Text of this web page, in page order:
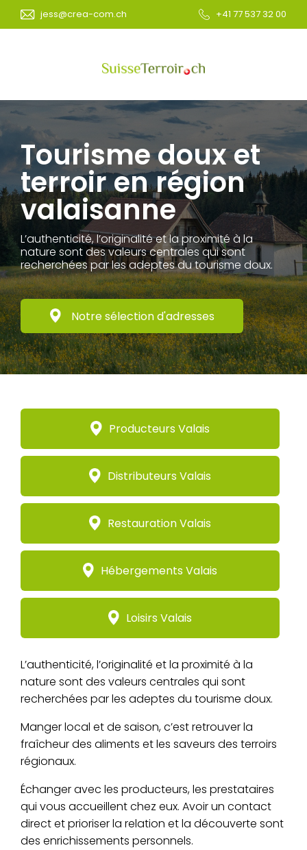
jess@crea-com.ch +41 77 537 32 00
Tourisme doux et
terroir en région
valaisanne
L’authenticité, l’originalité et la proximité à la
nature sont des valeurs centrales qui sont
recherchées par les adeptes du tourisme doux.
Notre sélection d'adresses
Producteurs Valais
Distributeurs Valais
Restauration Valais
Hébergements Valais
Loisirs Valais
L’authenticité, l’originalité et la proximité à la
nature sont des valeurs centrales qui sont
recherchées par les adeptes du tourisme doux.
Manger local et de saison, c’est retrouver la
fraîcheur des aliments et les saveurs des terroirs
régionaux.
Échanger avec les producteurs, les prestataires
qui vous accueillent chez eux. Avoir un contact
direct et prioriser la relation et la découverte sont
des enrichissements personnels.